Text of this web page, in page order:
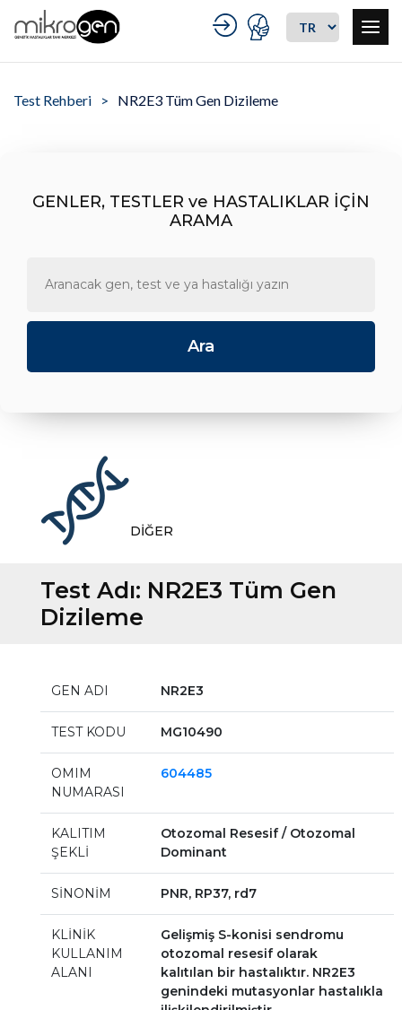
Test Rehberi NR2E3 Tüm Gen Dizileme
GENLER, TESTLER ve HASTALIKLAR İÇİN
ARAMA
DİĞER
Test Adı: NR2E3 Tüm Gen
Dizileme
GEN ADI NR2E3
TEST KODU MG10490
OMIM
NUMARASI
604485
KALITIM
ŞEKLİ
Otozomal Resesif / Otozomal
Dominant
SİNONİM PNR, RP37, rd7
KLİNİK
KULLANIM
ALANI
Gelişmiş S-konisi sendromu
otozomal resesif olarak
kalıtılan bir hastalıktır. NR2E3
genindeki mutasyonlar hastalıkla